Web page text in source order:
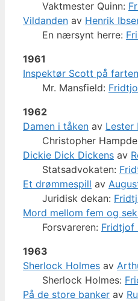
Vaktmester Quinn:
Vildanden av Henrik
En nærsynt herre:
1961
Inspektør Scott på farten
Mr. Mansfield:
1962
Damen i tåken av Lester
Christopher
Dickie Dick Dickens av
Statsadvokaten:
Et drømmespill av
Juridisk dekan:
Mord mellom fem og
Forsvareren: Fridtjof
1963
Sherlock Holmes av
Sherlock Holmes:
På de store banker av